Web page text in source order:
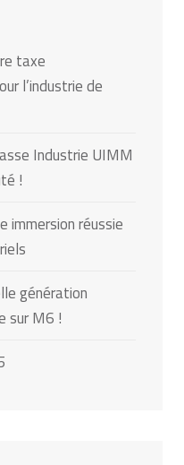
taxe
l’industrie de
Industrie UIMM
!
immersion réussie
génération
sur M6 !